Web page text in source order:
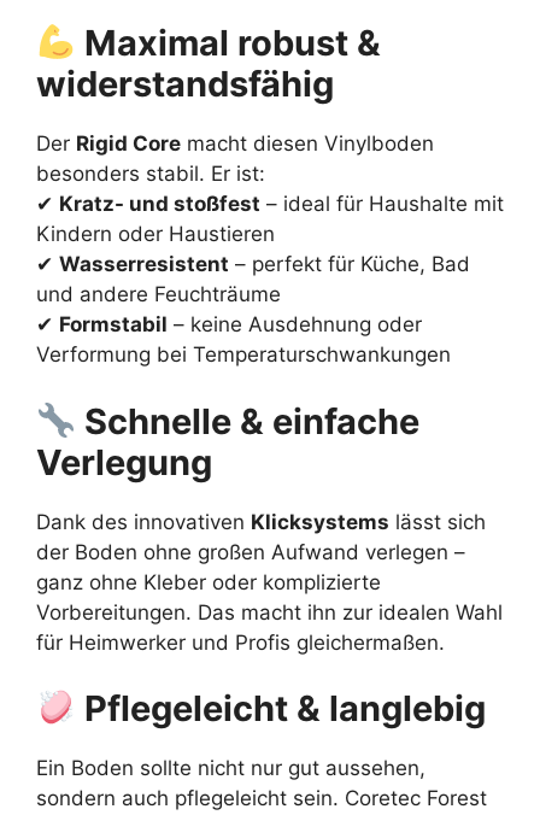
Maximal robust &
widerstandsfähig
Der Rigid Core macht diesen Vinylboden
besonders stabil. Er ist:
✔ Kratz- und stoßfest – ideal für Haushalte mit
Kindern oder Haustieren
✔ Wasserresistent – perfekt für Küche, Bad
und andere Feuchträume
✔ Formstabil – keine Ausdehnung oder
Verformung bei Temperaturschwankungen
Schnelle & einfache
Verlegung
Dank des innovativen Klicksystems lässt sich
der Boden ohne großen Aufwand verlegen –
ganz ohne Kleber oder komplizierte
Vorbereitungen. Das macht ihn zur idealen Wahl
für Heimwerker und Profis gleichermaßen.
Pflegeleicht & langlebig
Ein Boden sollte nicht nur gut aussehen,
sondern auch pflegeleicht sein. Coretec Forest